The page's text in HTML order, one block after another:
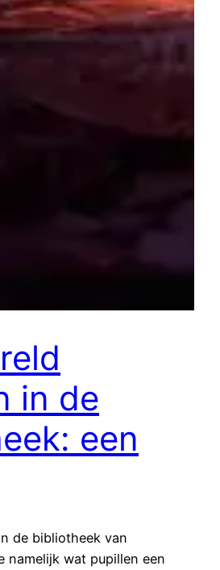
in de
een
de bibliotheek van
namelijk wat pupillen een